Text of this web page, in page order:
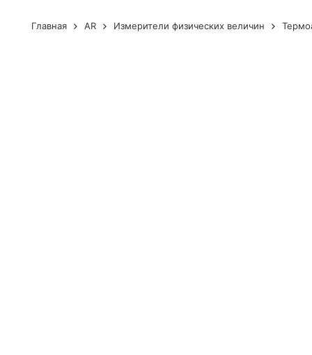
Главная AR Измерители физических величин